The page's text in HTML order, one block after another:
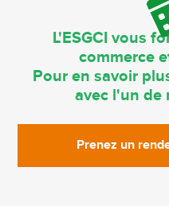
L'ESGCI vous
commerce
Pour en savoir
avec l'un de
Prenez un